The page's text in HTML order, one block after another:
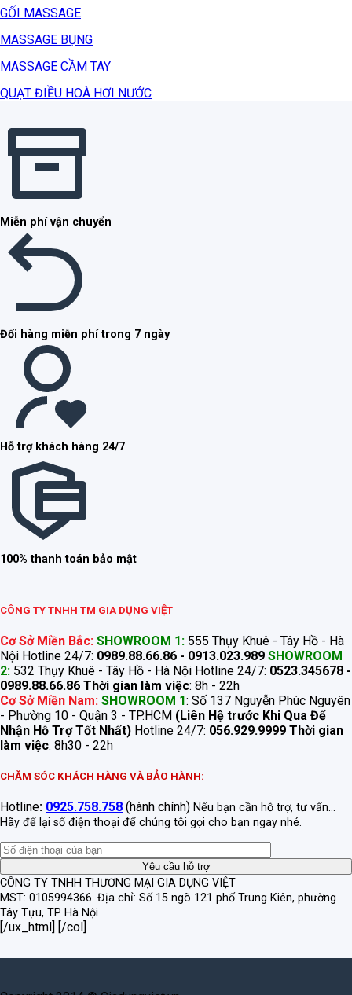
GỐI MASSAGE
MASSAGE BỤNG
MASSAGE CẦM TAY
QUẠT ĐIỀU HOÀ HƠI NƯỚC
Miễn phí vận chuyển
Đổi hàng miễn phí trong 7 ngày
Hỗ trợ khách hàng 24/7
100% thanh toán bảo mật
CÔNG TY TNHH TM GIA DỤNG VIỆT
Cơ Sở Miền Bắc: SHOWROOM 1: 555 Thụy Khuê - Tây Hồ - Hà
Nội Hotline 24/7: 0989.88.66.86 - 0913.023.989 SHOWROOM
2: 532 Thụy Khuê - Tây Hồ - Hà Nội Hotline 24/7: 0523.345678 -
0989.88.66.86 Thời gian làm việc: 8h - 22h
Cơ Sở Miền Nam: SHOWROOM 1: Số 137 Nguyễn Phúc Nguyên
- Phường 10 - Quận 3 - TP.HCM (Liên Hệ trước Khi Qua Để
Nhận Hỗ Trợ Tốt Nhất) Hotline 24/7: 056.929.9999 Thời gian
làm việc: 8h30 - 22h
CHĂM SÓC KHÁCH HÀNG VÀ BẢO HÀNH:
Hotline: 0925.758.758 (hành chính) Nếu bạn cần hỗ trợ, tư vấn...
Hãy để lại số điện thoại để chúng tôi gọi cho bạn ngay nhé.
CÔNG TY TNHH THƯƠNG MẠI GIA DỤNG VIỆT
MST: 0105994366. Địa chỉ: Số 15 ngõ 121 phố Trung Kiên, phường
Tây Tựu, TP Hà Nội
[/ux_html] [/col]